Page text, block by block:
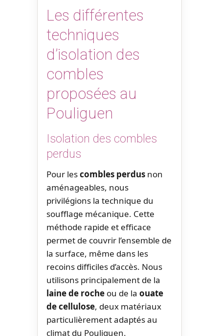
Les différentes
techniques
d’isolation des
combles
proposées au
Pouliguen
Isolation des combles
perdus
Pour lescombles perdus non
aménageables, nous
privilégions la technique du
soufflage mécanique. Cette
méthode rapide et efficace
permet de couvrir l’ensemble de
la surface, même dans les
recoins difficiles d’accès. Nous
utilisons principalement de la
laine de roche ou de la ouate
de cellulose, deux matériaux
particulièrement adaptés au
climat du Pouliguen.